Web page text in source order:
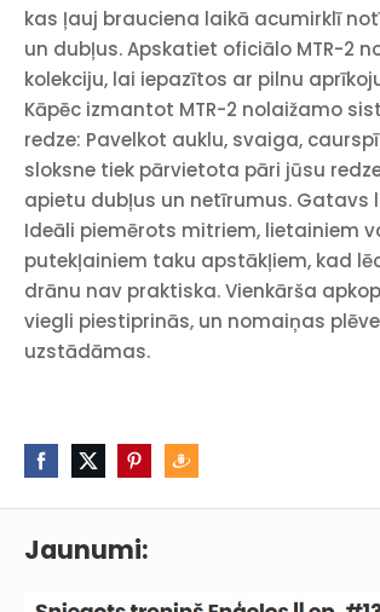
Jaunumi:
kas ļauj brauciena laikā acumirklī
un dubļus. Apskatiet oficiālo MTR-2
kolekciju, lai iepazītos ar pilnu
Kāpēc izmantot MTR-2 nolaižamo
redze: Pavelkot auklu, svaiga,
sloksne tiek pārvietota pāri jūsu
apietu dubļus un netīrumus. Gatavs
Ideāli piemērots mitriem, lietainiem
putekļainiem taku apstākļiem, kad
drānu nav praktiska. Vienkārša
viegli piestiprinās, un nomaiņas
uzstādāmas.